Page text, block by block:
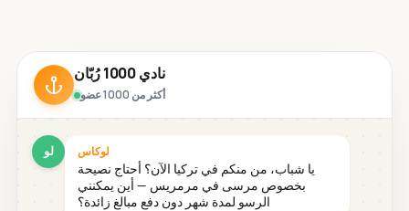
نادي 1000 رُبّان
أكثر من 1000 عضو
لو لوكاس
يا شباب، من منكم في تركيا الآن؟ أحتاج نصيحة
بخصوص مرسى في مرمريس — أين يمكنني
الرسو لمدة شهر دون دفع مبالغ زائدة؟